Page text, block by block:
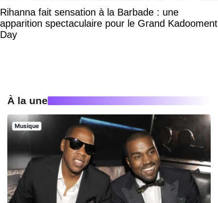
Rihanna fait sensation à la Barbade : une
apparition spectaculaire pour le Grand Kadooment
Day
À la une
Musique